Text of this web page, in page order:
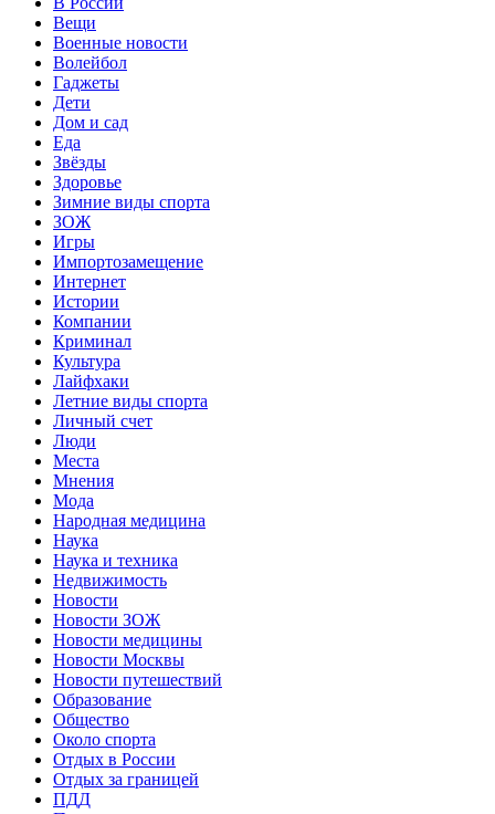
Вещи
Военные новости
Волейбол
Гаджеты
Дети
Дом и сад
Еда
Звёзды
Здоровье
Зимние виды спорта
ЗОЖ
Игры
Импортозамещение
Интернет
Истории
Компании
Криминал
Культура
Лайфхаки
Летние виды спорта
Личный счет
Люди
Места
Мнения
Мода
Народная медицина
Наука
Наука и техника
Недвижимость
Новости
Новости ЗОЖ
Новости медицины
Новости Москвы
Новости путешествий
Образование
Общество
Около спорта
Отдых в России
Отдых за границей
ПДД